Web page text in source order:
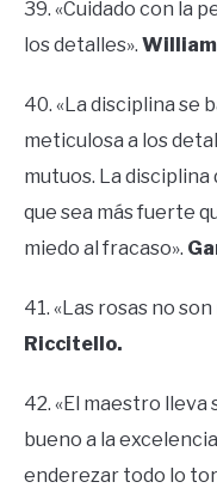
39. «Cuidado con la
los detalles».
40. «La disciplina se
meticulosa a los
mutuos. La
que sea más fuerte
miedo al fracaso».
41. «Las rosas no
Riccitello.
42. «El maestro
bueno a la
enderezar todo lo